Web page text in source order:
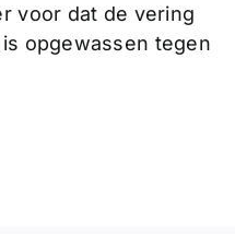
voor dat de vering
opgewassen tegen